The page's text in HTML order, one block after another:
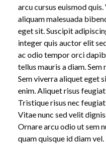
arcu cursus euismod
aliquam malesuada
eget sit. Suscipit
integer quis auctor elit
ac odio tempor orci
tellus mauris a diam.
Sem viverra aliquet eget
enim. Aliquet risus
Tristique risus nec
Vitae nunc sed velit
Ornare arcu odio ut sem
quam quisque id diam vel.